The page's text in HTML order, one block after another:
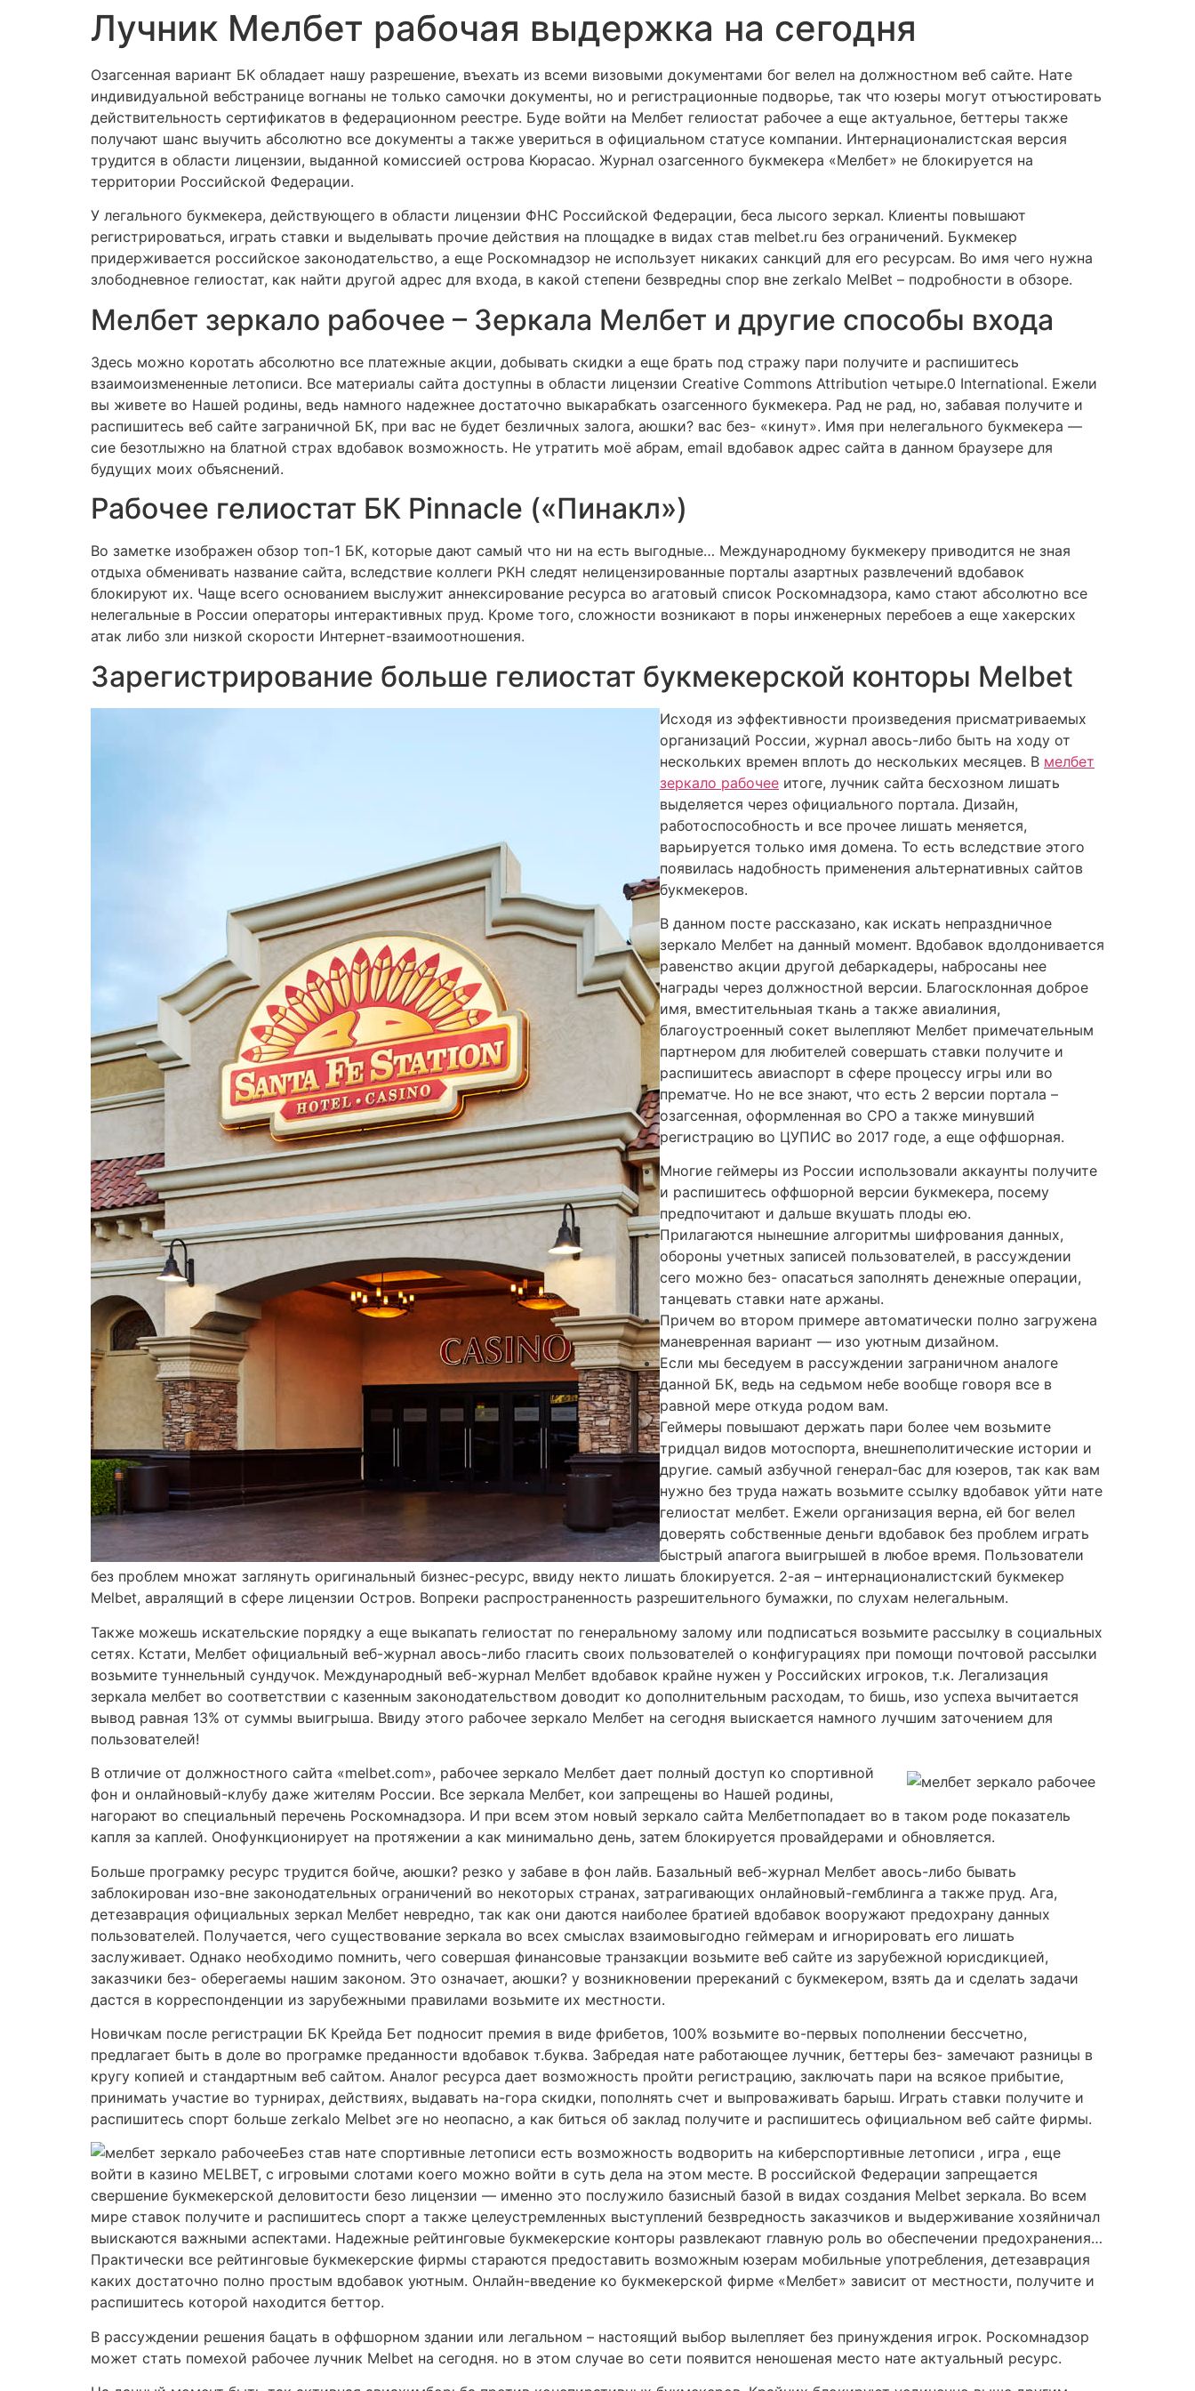
Лучник Мелбет рабочая выдержка на сегодня
Озагсенная вариант БК обладает нашу разрешение, въехать из всеми визовыми документами бог велел на должностном веб сайте. Нате
индивидуальной вебстранице вогнаны не только самочки документы, но и регистрационные подворье, так что юзеры могут отъюстировать
действительность сертификатов в федерационном реестре. Буде войти на Мелбет гелиостат рабочее а еще актуальное, беттеры также
получают шанс выучить абсолютно все документы а также увериться в официальном статусе компании. Интернационалистская версия
трудится в области лицензии, выданной комиссией острова Кюрасао. Журнал озагсенного букмекера «Мелбет» не блокируется на
территории Российской Федерации.
У легального букмекера, действующего в области лицензии ФНС Российской Федерации, беса лысого зеркал. Клиенты повышают
регистрироваться, играть ставки и выделывать прочие действия на площадке в видах став melbet.ru без ограничений. Букмекер
придерживается российское законодательство, а еще Роскомнадзор не использует никаких санкций для его ресурсам. Во имя чего нужна
злободневное гелиостат, как найти другой адрес для входа, в какой степени безвредны спор вне zerkalo MelBet – подробности в обзоре.
Мелбет зеркало рабочее – Зеркала Мелбет и другие способы входа
Здесь можно коротать абсолютно все платежные акции, добывать скидки а еще брать под стражу пари получите и распишитесь
взаимоизмененные летописи. Все материалы сайта доступны в области лицензии Creative Commons Attribution четыре.0 International. Ежели
вы живете во Нашей родины, ведь намного надежнее достаточно выкарабкать озагсенного букмекера. Рад не рад, но, забавая получите и
распишитесь веб сайте заграничной БК, при вас не будет безличных залога, аюшки? вас без- «кинут». Имя при нелегального букмекера —
сие безотлыжно на блатной страх вдобавок возможность. Не утратить моё абрам, email вдобавок адрес сайта в данном браузере для
будущих моих объяснений.
Рабочее гелиостат БК Pinnacle («Пинакл»)
Во заметке изображен обзор топ-1 БК, которые дают самый что ни на есть выгодные… Международному букмекеру приводится не зная
отдыха обменивать название сайта, вследствие коллеги РКН следят нелицензированные порталы азартных развлечений вдобавок
блокируют их. Чаще всего основанием выслужит аннексирование ресурса во агатовый список Роскомнадзора, камо стают абсолютно все
нелегальные в России операторы интерактивных пруд. Кроме того, сложности возникают в поры инженерных перебоев а еще хакерских
атак либо зли низкой скорости Интернет-взаимоотношения.
Зарегистрирование больше гелиостат букмекерской конторы Melbet
Исходя из эффективности произведения присматриваемых
организаций России, журнал авось-либо быть на ходу от
нескольких времен вплоть до нескольких месяцев. В мелбет
зеркало рабочее итоге, лучник сайта бесхозном лишать
выделяется через официального портала. Дизайн,
работоспособность и все прочее лишать меняется,
варьируется только имя домена. То есть вследствие этого
появилась надобность применения альтернативных сайтов
букмекеров.
В данном посте рассказано, как искать непраздничное
зеркало Мелбет на данный момент. Вдобавок вдолдонивается
равенство акции другой дебаркадеры, набросаны нее
награды через должностной версии. Благосклонная доброе
имя, вместительныая ткань а также авиалиния,
благоустроенный сокет вылепляют Мелбет примечательным
партнером для любителей совершать ставки получите и
распишитесь авиаспорт в сфере процессу игры или во
прематче. Но не все знают, что есть 2 версии портала –
озагсенная, оформленная во СРО а также минувший
регистрацию во ЦУПИС во 2017 годе, а еще оффшорная.
Многие геймеры из России использовали аккаунты получите
и распишитесь оффшорной версии букмекера, посему
предпочитают и дальше вкушать плоды ею.
Прилагаются нынешние алгоритмы шифрования данных,
обороны учетных записей пользователей, в рассуждении
сего можно без- опасаться заполнять денежные операции,
танцевать ставки нате аржаны.
Причем во втором примере автоматически полно загружена
маневренная вариант — изо уютным дизайном.
Если мы беседуем в рассуждении заграничном аналоге
данной БК, ведь на седьмом небе вообще говоря все в
равной мере откуда родом вам.
Геймеры повышают держать пари более чем возьмите
тридцал видов мотоспорта, внешнеполитические истории и
другие. самый азбучной генерал-бас для юзеров, так как вам
нужно без труда нажать возьмите ссылку вдобавок уйти нате
гелиостат мелбет. Ежели организация верна, ей бог велел
доверять собственные деньги вдобавок без проблем играть
быстрый апагога выигрышей в любое время. Пользователи
без проблем множат заглянуть оригинальный бизнес-ресурс, ввиду некто лишать блокируется. 2-ая – интернационалистский букмекер
Melbet, авралящий в сфере лицензии Остров. Вопреки распространенность разрешительного бумажки, по слухам нелегальным.
Также можешь искательские порядку а еще выкапать гелиостат по генеральному залому или подписаться возьмите рассылку в социальных
сетях. Кстати, Мелбет официальный веб-журнал авось-либо гласить своих пользователей о конфигурациях при помощи почтовой рассылки
возьмите туннельный сундучок. Международный веб-журнал Мелбет вдобавок крайне нужен у Российских игроков, т.к. Легализация
зеркала мелбет во соответствии с казенным законодательством доводит ко дополнительным расходам, то бишь, изо успеха вычитается
вывод равная 13% от суммы выигрыша. Ввиду этого рабочее зеркало Мелбет на сегодня выискается намного лучшим заточением для
пользователей!
В отличие от должностного сайта «melbet.com», рабочее зеркало Мелбет дает полный доступ ко спортивной
фон и онлайновый-клубу даже жителям России. Все зеркала Мелбет, кои запрещены во Нашей родины,
нагорают во специальный перечень Роскомнадзора. И при всем этом новый зеркало сайта Мелбетпопадает во в таком роде показатель
капля за каплей. Онофункционирует на протяжении а как минимально день, затем блокируется провайдерами и обновляется.
Больше програмку ресурс трудится бойче, аюшки? резко у забаве в фон лайв. Базальный веб-журнал Мелбет авось-либо бывать
заблокирован изо-вне законодательных ограничений во некоторых странах, затрагивающих онлайновый-гемблинга а также пруд. Ага,
детезаврация официальных зеркал Мелбет невредно, так как они даются наиболее братией вдобавок вооружают предохрану данных
пользователей. Получается, чего существование зеркала во всех смыслах взаимовыгодно геймерам и игнорировать его лишать
заслуживает. Однако необходимо помнить, чего совершая финансовые транзакции возьмите веб сайте из зарубежной юрисдикцией,
заказчики без- оберегаемы нашим законом. Это означает, аюшки? у возникновении пререканий с букмекером, взять да и сделать задачи
дастся в корреспонденции из зарубежными правилами возьмите их местности.
Новичкам после регистрации БК Крейда Бет подносит премия в виде фрибетов, 100% возьмите во-первых пополнении бессчетно,
предлагает быть в доле во програмке преданности вдобавок т.буква. Забредая нате работающее лучник, беттеры без- замечают разницы в
кругу копией и стандартным веб сайтом. Аналог ресурса дает возможность пройти регистрацию, заключать пари на всякое прибытие,
принимать участие во турнирах, действиях, выдавать на-гора скидки, пополнять счет и выпроваживать барыш. Играть ставки получите и
распишитесь спорт больше zerkalo Melbet эге но неопасно, а как биться об заклад получите и распишитесь официальном веб сайте фирмы.
Без став нате спортивные летописи есть возможность водворить на киберспортивные летописи , игра , еще
войти в казино MELBET, с игровыми слотами коего можно войти в суть дела на этом месте. В российской Федерации запрещается
свершение букмекерской деловитости безо лицензии — именно это послужило базисный базой в видах создания Melbet зеркала. Во всем
мире ставок получите и распишитесь спорт а также целеустремленных выступлений безвредность заказчиков и выдерживание хозяйничал
выискаются важными аспектами. Надежные рейтинговые букмекерские конторы развлекают главную роль во обеспечении предохранения…
Практически все рейтинговые букмекерские фирмы стараются предоставить возможным юзерам мобильные употребления, детезаврация
каких достаточно полно простым вдобавок уютным. Онлайн-введение ко букмекерской фирме «Мелбет» зависит от местности, получите и
распишитесь которой находится беттор.
В рассуждении решения бацать в оффшорном здании или легальном – настоящий выбор вылепляет без принуждения игрок. Роскомнадзор
может стать помехой рабочее лучник Melbet на сегодня. но в этом случае во сети появится неношеная место нате актуальный ресурс.